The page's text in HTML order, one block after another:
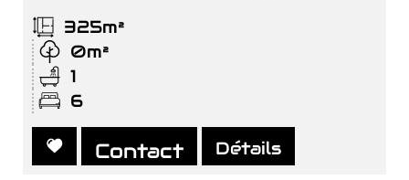
325m²
0m²
1
6
Contact Détails